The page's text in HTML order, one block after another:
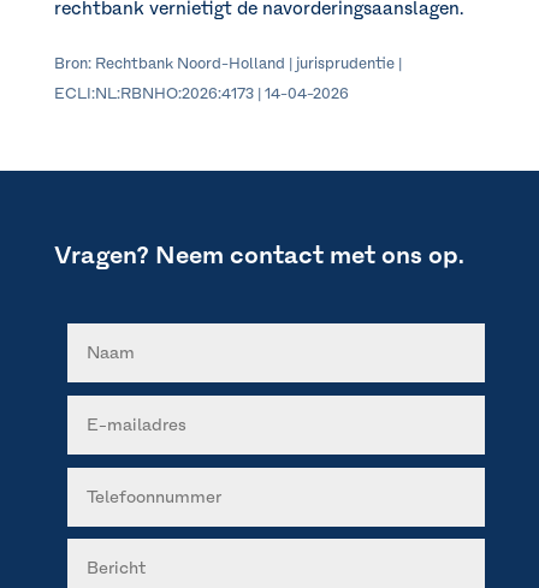
rechtbank vernietigt de navorderingsaanslagen.
Bron: Rechtbank Noord-Holland | jurisprudentie |
ECLI:NL:RBNHO:2026:4173 | 14-04-2026
Vragen? Neem contact met ons op.